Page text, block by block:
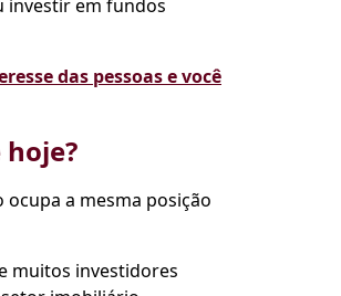
investir em fundos
das pessoas e você
a mesma posição
muitos investidores